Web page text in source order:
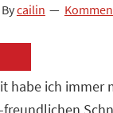
Bycailin
habe ich immer
freundlichen